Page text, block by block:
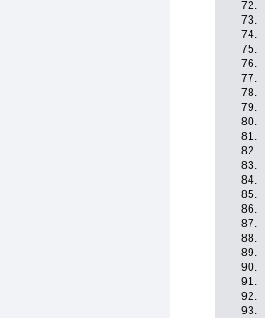
72.
73.
74.
75.
76.
77.
78.
79.
80.
81.
82.
83.
84.
85.
86.
87.
88.
89.
90.
91.
92.
93.